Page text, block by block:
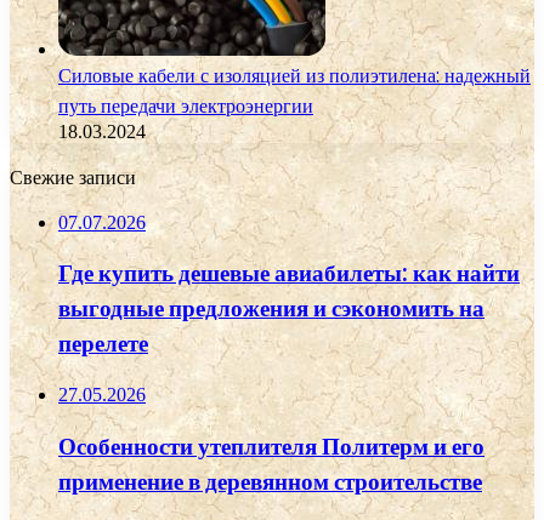
Силовые кабели с изоляцией из полиэтилена: надежный
путь передачи электроэнергии
18.03.2024
Свежие записи
07.07.2026
Где купить дешевые авиабилеты: как найти
выгодные предложения и сэкономить на
перелете
27.05.2026
Особенности утеплителя Политерм и его
применение в деревянном строительстве